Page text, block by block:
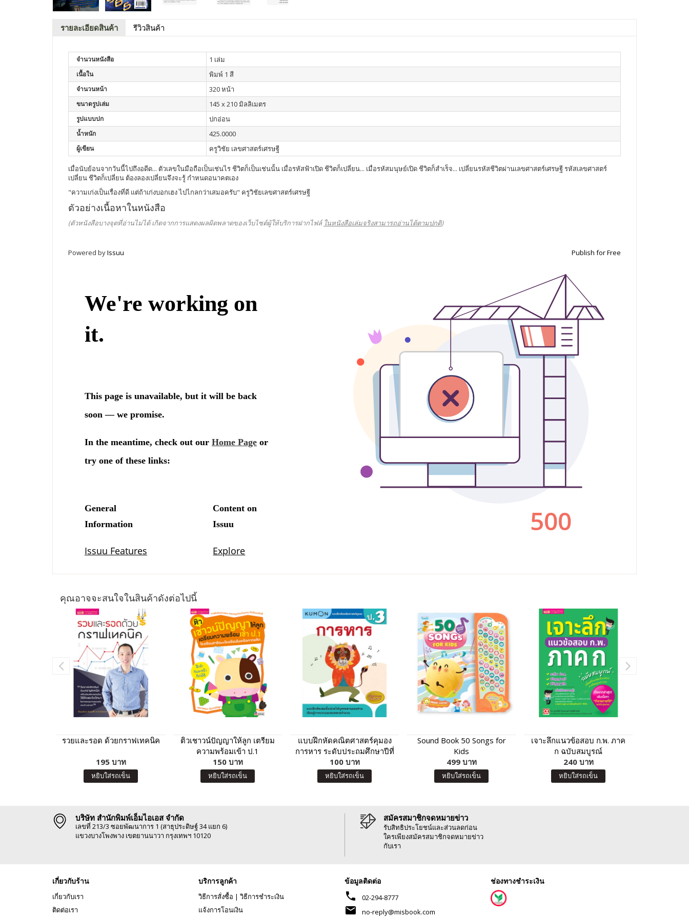
รายละเอียดสินค้า รีวิวสินค้า
จำนวนหนังสือ 1 เล่ม
เนื้อใน พิมพ์ 1 สี
จำนวนหน้า 320 หน้า
ขนาดรูปเล่ม 145 x 210 มิลลิเมตร
รูปแบบปก ปกอ่อน
น้ำหนัก 425.0000
ผู้เขียน ครูวิชัย เลขศาสตร์เศรษฐี
เมื่อนับย้อนจากวันนี้ไปถึงอดีด... ตัวเลขในมือถือเป็นเช่นไร ชีวิตก็เป็นเช่นนั้น เมื่อรหัสฟ้าเปิด ชีวิตก็เปลี่ยน... เมื่อรหัสมนุษย์เปิด ชีวิตก็สำเร็จ... เปลี่ยนรหัสชีวิตผ่านเลขศาสตร์เศรษฐี รหัสเลขศาสตร์
เปลี่ยน ชีวิตก็เปลี่ยน ต้องลองเปลี่ยนจึงจะรู้ กำหนดอนาคตเอง
"ความเก่งเป็นเรื่องที่ดี แต่ถ้าเก่งบอกเฮง ไปไกลกว่าเสมอครับ" ครูวิชัยเลขศาสตร์เศรษฐี
ตัวอย่างเนื้อหาในหนังสือ
(ตัวหนังสือบางจุดที่อ่านไม่ได้ เกิดจากการแสดงผลผิดพลาดของเว็บไซต์ผู้ให้บริการฝากไฟล์ ในหนังสือเล่มจริงสามารถอ่านได้ตามปกติ)
Powered byIssuu Publish for Free
คุณอาจจะสนใจในสินค้าดังต่อไปนี้
รวยและรอด ด้วยกราฟเทคนิค
195 บาท
หยิบใส่รถเข็น
ติวเชาวน์ปัญญาให้ลูก เตรียม
ความพร้อมเข้า ป.1
โรงเรียนสาธิตและโรงเรียนใน
เครือคาทอลิก (ฉบับปรับปรุง)
150 บาท
หยิบใส่รถเข็น
แบบฝึกหัดคณิตศาสตร์คุมอง
การหาร ระดับประถมศึกษาปีที่
3
100 บาท
หยิบใส่รถเข็น
Sound Book 50 Songs for
Kids
499 บาท
หยิบใส่รถเข็น
เจาะลึกแนวข้อสอบ ก.พ. ภาค
ก​ ฉบับสมบูรณ์
240 บาท
หยิบใส่รถเข็น
บริษัท สำนักพิมพ์เอ็มไอเอส จำกัด
เลขที่ 213/3 ซอยพัฒนาการ 1 (สาธุประดิษฐ์ 34 แยก 6)
แขวงบางโพงพาง เขตยานนาวา กรุงเทพฯ 10120
สมัครสมาชิกจดหมายข่าว
รับสิทธิประโยชน์และส่วนลดก่อน
ใครเพียงสมัครสมาชิกจดหมายข่าว
กับเรา
เกี่ยวกับร้าน
เกี่ยวกับเรา
ติดต่อเรา
บริการลูกค้า
วิธีการสั่งซื้อ | วิธีการชำระเงิน
แจ้งการโอนเงิน
ข้อมูลติดต่อ
phone 02-294-8777
mail no-reply@misbook.com
ช่องทางชำระเงิน